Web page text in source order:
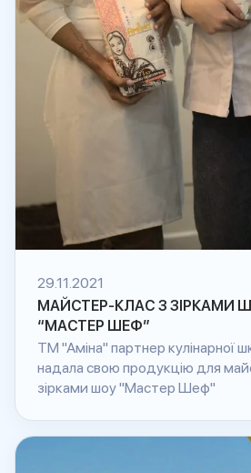
29.11.2021
МАЙСТЕР-КЛАС З ЗІРКАМИ
“МАСТЕР ШЕФ”
ТМ "Аміна" партнер кулінарної
надала свою продукцію для
зірками шоу "Мастер Шеф"